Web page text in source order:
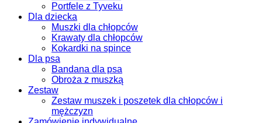
Portfele z Tyveku
Dla dziecka
Muszki dla chłopców
Krawaty dla chłopców
Kokardki na spince
Dla psa
Bandana dla psa
Obroża z muszką
Zestaw
Zestaw muszek i poszetek dla chłopców i
mężczyzn